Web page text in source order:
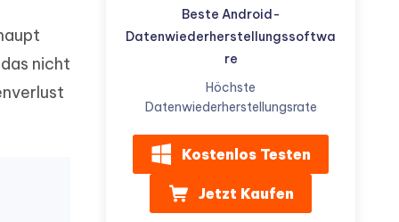
nicht
Beste Android-
Datenwiederherstellungssoftwa
re
Höchste
Datenwiederherstellungsrate
Kostenlos Testen
Jetzt Kaufen